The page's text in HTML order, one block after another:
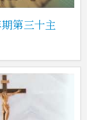
第三十主